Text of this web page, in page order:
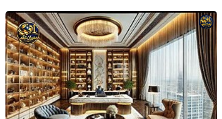
شبکه
خبری
مدیران
نابغه